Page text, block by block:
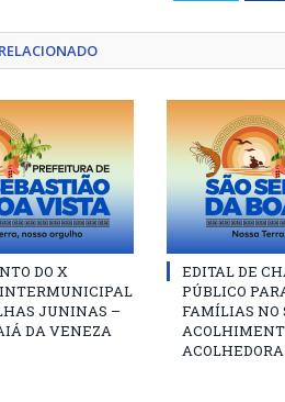
DO X
INTERMUNICIPAL
JUNINAS –
DA VENEZA
EDITAL DE
PÚBLICO
FAMÍLIAS NO
ACOLHEDORA